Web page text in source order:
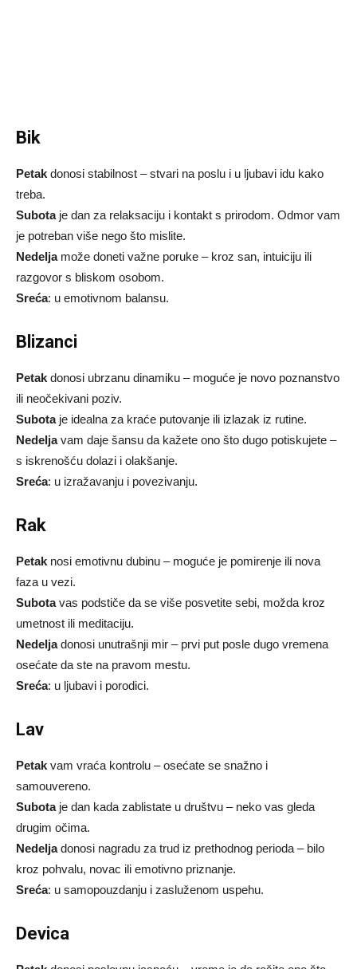
Bik
Petak donosi stabilnost – stvari na poslu i u ljubavi idu kako
treba.
Subotaje dan za relaksaciju i kontakt s prirodom. Odmor vam
je potreban više nego što mislite.
Nedeljamože doneti važne poruke – kroz san, intuiciju ili
razgovor s bliskom osobom.
Sreća: u emotivnom balansu.
Blizanci
Petak donosi ubrzanu dinamiku – moguće je novo poznanstvo
ili neočekivani poziv.
Subotaje idealna za kraće putovanje ili izlazak iz rutine.
Nedeljavam daje šansu da kažete ono što dugo potiskujete –
s iskrenošću dolazi i olakšanje.
Sreća: u izražavanju i povezivanju.
Rak
Petak nosi emotivnu dubinu – moguće je pomirenje ili nova
faza u vezi.
Subotavas podstiče da se više posvetite sebi, možda kroz
umetnost ili meditaciju.
Nedeljadonosi unutrašnji mir – prvi put posle dugo vremena
osećate da ste na pravom mestu.
Sreća: u ljubavi i porodici.
Lav
Petak vam vraća kontrolu – osećate se snažno i
samouvereno.
Subotaje dan kada zablistate u društvu – neko vas gleda
drugim očima.
Nedeljadonosi nagradu za trud iz prethodnog perioda – bilo
kroz pohvalu, novac ili emotivno priznanje.
Sreća: u samopouzdanju i zasluženom uspehu.
Devica